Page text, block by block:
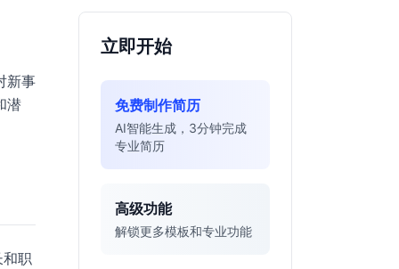
新事
潜
和职
你判断是否值得投递。
立即开始
免费制作简历
AI智能生成，3分钟完成
专业简历
高级功能
解锁更多模板和专业功能